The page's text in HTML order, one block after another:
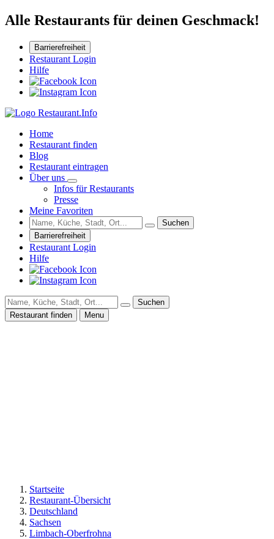
Alle Restaurants für deinen Geschmack!
Barrierefreiheit
Restaurant Login
Hilfe
Home
Restaurant finden
Blog
Restaurant eintragen
Über uns
Infos für Restaurants
Presse
Meine Favoriten
Suchen
Barrierefreiheit
Restaurant Login
Hilfe
Suchen
Restaurant finden
Menu
Startseite
Restaurant-Übersicht
Deutschland
Sachsen
Limbach-Oberfrohna